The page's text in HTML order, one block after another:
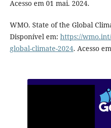
Acesso em 01 mai. 2024.
WMO. State of the Global
Disponível em: https://
global-climate-2024. Acesso